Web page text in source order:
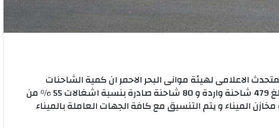
الاعلامى لهيئة موانى البحر الاحمر ان كمية الشاحنات
المتواجدة بميناء سفاجا يبلغ 479 شاحنة واردة و 80 شاحنة صادرة بنسبة اشغالات 55 % من
الميناء و يتم التنسيق مع كافة الجهات العاملة بالميناء